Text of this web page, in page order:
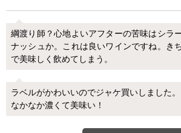
綱渡り師？心地よいアフターの苦味はシラ
ナッシュか。これは良いワインですね。き
で美味しく飲めてしまう。
ラベルがかわいいのでジャケ買いしました。
なかなか濃くて美味い！